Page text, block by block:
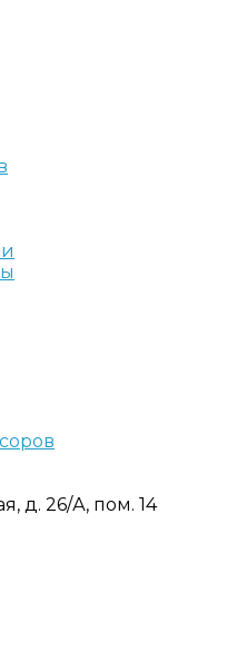
д. 26/А, пом. 14